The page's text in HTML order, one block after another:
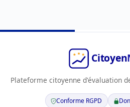
Plateforme citoyenne d'évaluation
Conforme RGPD